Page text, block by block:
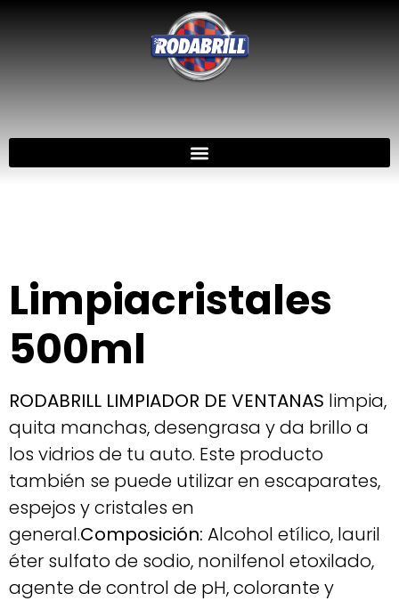
Limpiacristales
500ml
RODABRILL LIMPIADOR DE VENTANAS limpia,
quita manchas, desengrasa y da brillo a
los vidrios de tu auto. Este producto
también se puede utilizar en escaparates,
espejos y cristales en
general.Composición: Alcohol etílico, lauril
éter sulfato de sodio, nonilfenol etoxilado,
agente de control de pH, colorante y